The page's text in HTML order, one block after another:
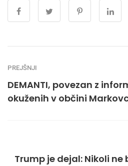
PREJŠNJI
DEMANTI, povezan z
okuženih v občini
Trump je dejal: Nikoli